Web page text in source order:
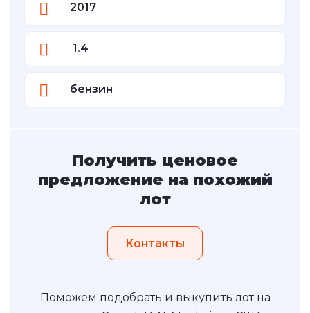
2017
1.4
бензин
Получить ценовое
предложение на похожий
лот
Контакты
Поможем подобрать и выкупить лот на